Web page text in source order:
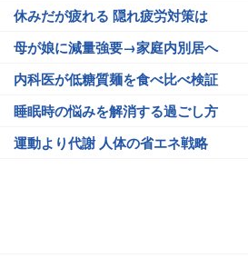
休みだが疲れる 隠れ疲労対策は
母が娘に減量強要→家庭内別居へ
内科医が低糖質麺を食べ比べ検証
睡眠時の悩みを解消する過ごし方
運動より代謝 人体の省エネ戦略